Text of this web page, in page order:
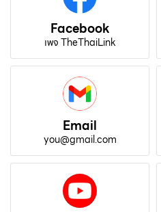
Facebook
เพจ TheThaiLink
Email
you@gmail.com